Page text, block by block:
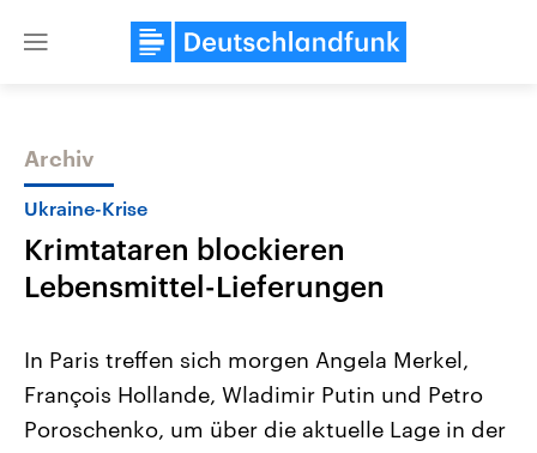
Close
Themen
Landtagswahl Sachsen-Anhalt
2026
Aktuelle Beiträge,
Archiv
Ukraine-Krise
Krimtataren blockieren
Lebensmittel-Lieferungen
In Paris treffen sich morgen Angela Merkel,
François Hollande, Wladimir Putin und Petro
Poroschenko, um über die aktuelle Lage in der